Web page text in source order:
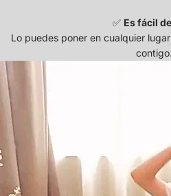
✅ Es fácil
Lo puedes poner en cualquier
contigo.